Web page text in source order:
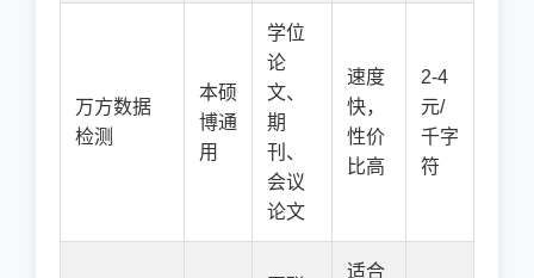
万方数据
检测
本硕
博通
用
学位
论
文、
期
刊、
会议
论文
速度
快，
性价
比高
2-4
元/
千字
符
适合